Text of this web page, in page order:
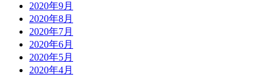
2020年9月
2020年8月
2020年7月
2020年6月
2020年5月
2020年4月